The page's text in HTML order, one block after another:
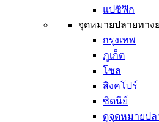
แปซิฟิก
จุดหมายปลายทาง
กรุงเทพ
ภูเก็ต
โซล
สิงคโปร์
ซิดนีย์
ดูจุดหมายป